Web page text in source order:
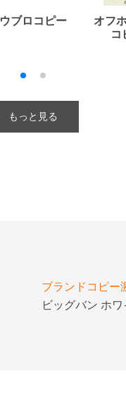
ウブロコピー
オフ
コ
もっと見る
ブランドコピー
ビッグバン ホ